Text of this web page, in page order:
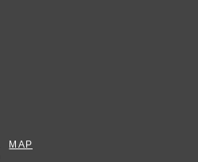
MAP